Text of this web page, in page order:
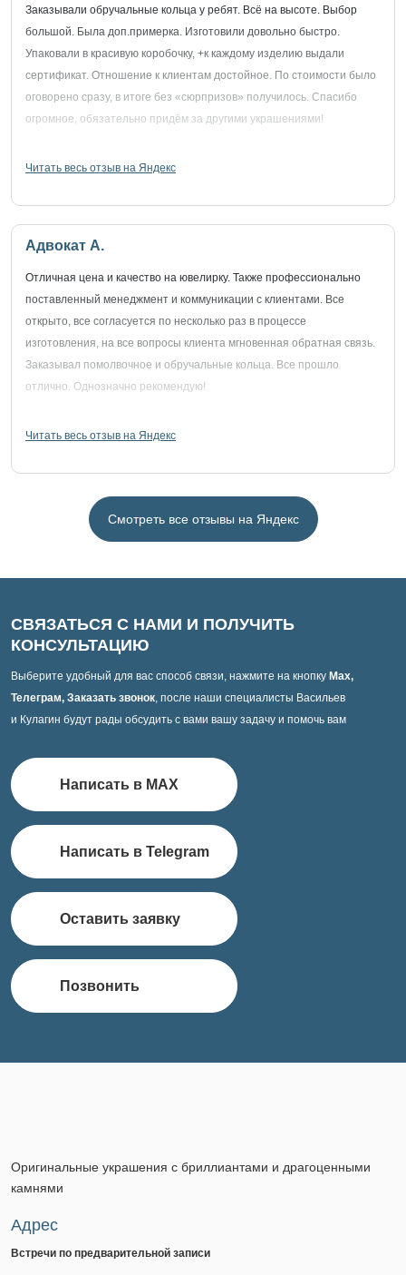
Заказывали обручальные кольца у ребят. Всё на высоте. Выбор
большой. Была доп.примерка. Изготовили довольно быстро.
Упаковали в красивую коробочку, +к каждому изделию выдали
сертификат. Отношение к клиентам достойное. По стоимости было
оговорено сразу, в итоге без «сюрпризов» получилось. Спасибо
огромное, обязательно придём за другими украшениями!
Читать весь отзыв на Яндекс
Адвокат А.
Отличная цена и качество на ювелирку. Также профессионально
поставленный менеджмент и коммуникации с клиентами. Все
открыто, все согласуется по несколько раз в процессе
изготовления, на все вопросы клиента мгновенная обратная связь.
Заказывал помолвочное и обручальные кольца. Все прошло
отлично. Однозначно рекомендую!
Читать весь отзыв на Яндекс
Смотреть все отзывы на Яндекс
СВЯЗАТЬСЯ С НАМИ И ПОЛУЧИТЬ
КОНСУЛЬТАЦИЮ
Выберите удобный для вас способ связи, нажмите на кнопку Max,
Телеграм, Заказать звонок, после наши специалисты Васильев
и Кулагин будут рады обсудить с вами вашу задачу и помочь вам
Написать в MAX
Написать в Telegram
Оставить заявку
Позвонить
Оригинальные украшения с бриллиантами и драгоценными
камнями
Адрес
Встречи по предварительной записи